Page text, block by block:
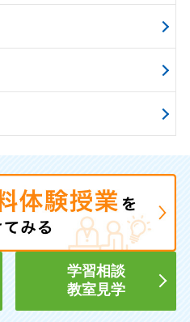
学習相談
教室見学